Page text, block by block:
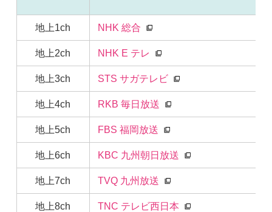
地上1ch NHK 総合
地上2ch NHK E テレ
地上3ch STS サガテレビ
地上4ch RKB 毎日放送
地上5ch FBS 福岡放送
地上6ch KBC 九州朝日放送
地上7ch TVQ 九州放送
地上8ch TNC テレビ西日本